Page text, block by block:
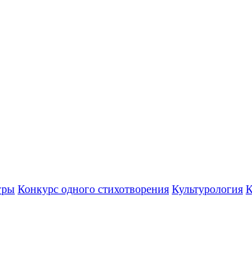
Конкурс одного стихотворения Культурология